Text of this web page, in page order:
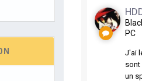
PC
J'ai
sont
un